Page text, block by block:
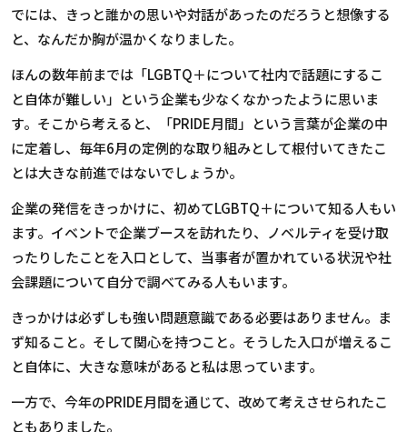
でには、きっと誰かの思いや対話があったのだろうと想像する
と、なんだか胸が温かくなりました。
ほんの数年前までは「LGBTQ＋について社内で話題にするこ
と自体が難しい」という企業も少なくなかったように思いま
す。そこから考えると、「PRIDE月間」という言葉が企業の中
に定着し、毎年6月の定例的な取り組みとして根付いてきたこ
とは大きな前進ではないでしょうか。
企業の発信をきっかけに、初めてLGBTQ＋について知る人もい
ます。イベントで企業ブースを訪れたり、ノベルティを受け取
ったりしたことを入口として、当事者が置かれている状況や社
会課題について自分で調べてみる人もいます。
きっかけは必ずしも強い問題意識である必要はありません。ま
ず知ること。そして関心を持つこと。そうした入口が増えるこ
と自体に、大きな意味があると私は思っています。
一方で、今年のPRIDE月間を通じて、改めて考えさせられたこ
ともありました。